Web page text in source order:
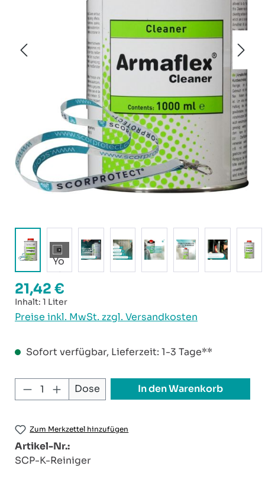
Regulärer Preis:
21,42 €
Inhalt: 1 Liter
Preise inkl. MwSt. zzgl. Versandkosten
Sofort verfügbar, Lieferzeit: 1-3 Tage**
Produkt Anzahl: Gib den
Dose In den Warenkorb
Zum Merkzettel hinzufügen
Artikel-Nr.:
SCP-K-Reiniger